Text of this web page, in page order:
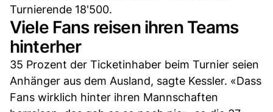
Turnierende 18'500.
Viele Fans reisen ihren Teams
hinterher
35 Prozent der Ticketinhaber beim Turnier seien
Anhänger aus dem Ausland, sagte Kessler. «Dass
Fans wirklich hinter ihren Mannschaften